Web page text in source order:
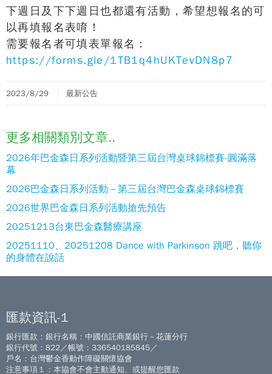
下週日及下下週日也都還有活動，希望想報名的可
以再填報名表唷！
需要報名者可填表單報名：
https://forms.gle/1TB1q4hUKTevDN8p7
2023/8/29 最新公告
更多相關類別文章..
2026年巴金森日系列活動暨第三屆台灣桌球錦標賽-圓滿落
幕
2026巴金森日系列活動－第三屆台灣巴金森桌球錦標賽
2026世界巴金森日系列活動搶先預告
20251213台東巴金森醫療講座
20251110、20251208 Dance with Parkinson 跳吧，聽你
的身體在說話
匯款資訊-1
銀行匯款：銀行名稱：中國信託商業銀行－花蓮分行
銀行代號：822／帳號：336540185845／
戶名：台灣鬱金香動作障礙關懷協會
注意事項１：本協會不會主動通知、或提醒您匯款